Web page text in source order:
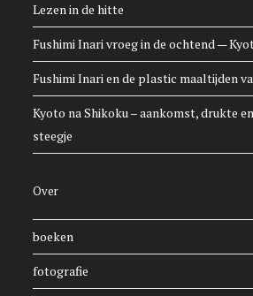
Lezen in de hitte
Fushimi Inari vroeg in de ochtend —
Fushimi Inari en de plastic maaltijden
Kyoto na Shikoku – aankomst, drukte
steegje
Over
boeken
fotografie